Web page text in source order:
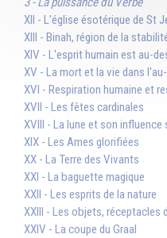
XII - L'église ésotérique de St
XIII - Binah, région de la
XIV - L'esprit humain est au-
XV - La mort et la vie dans
XVI - Respiration humaine et
XVII - Les fêtes cardinales
XVIII - La lune et son influence
XIX - Les Ames glorifiées
XX - La Terre des Vivants
XXI - La baguette magique
XXII - Les esprits de la nature
XXIII - Les objets, réceptacles
XXIV - La coupe du Graal